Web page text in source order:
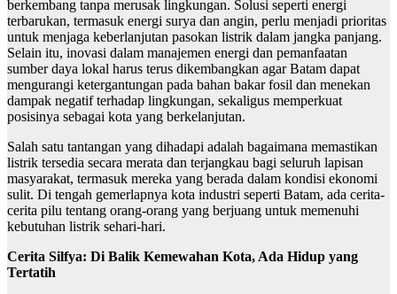
berkembang tanpa merusak lingkungan. Solusi seperti energi
terbarukan, termasuk energi surya dan angin, perlu menjadi prioritas
untuk menjaga keberlanjutan pasokan listrik dalam jangka panjang.
Selain itu, inovasi dalam manajemen energi dan pemanfaatan
sumber daya lokal harus terus dikembangkan agar Batam dapat
mengurangi ketergantungan pada bahan bakar fosil dan menekan
dampak negatif terhadap lingkungan, sekaligus memperkuat
posisinya sebagai kota yang berkelanjutan.
Salah satu tantangan yang dihadapi adalah bagaimana memastikan
listrik tersedia secara merata dan terjangkau bagi seluruh lapisan
masyarakat, termasuk mereka yang berada dalam kondisi ekonomi
sulit. Di tengah gemerlapnya kota industri seperti Batam, ada cerita-
cerita pilu tentang orang-orang yang berjuang untuk memenuhi
kebutuhan listrik sehari-hari.
Cerita Silfya: Di Balik Kemewahan Kota, Ada Hidup yang
Tertatih